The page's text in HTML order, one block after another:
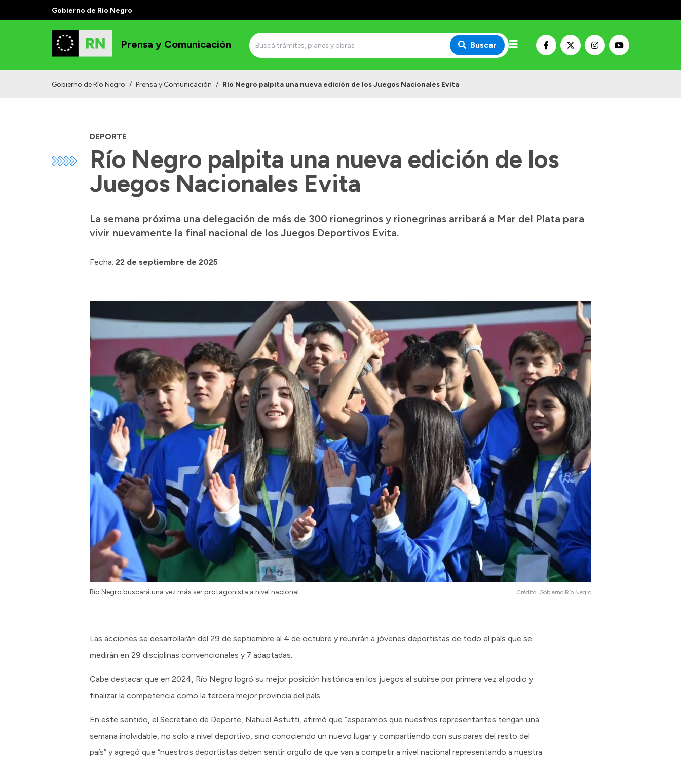
Gobierno de Río Negro
Prensa y Comunicación Buscar
Gobierno de Río Negro / Prensa y Comunicación / Río Negro palpita una nueva edición de los Juegos Nacionales Evita
DEPORTE
Río Negro palpita una nueva edición de los
Juegos Nacionales Evita
La semana próxima una delegación de más de 300 rionegrinos y rionegrinas arribará a Mar del Plata para
vivir nuevamente la final nacional de los Juegos Deportivos Evita.
Fecha: 22 de septiembre de 2025
Río Negro buscará una vez más ser protagonista a nivel nacional Crédito: Gobierno Río Negro
Las acciones se desarrollarán del 29 de septiembre al 4 de octubre y reunirán a jóvenes deportistas de todo el país que se
medirán en 29 disciplinas convencionales y 7 adaptadas.
Cabe destacar que en 2024, Río Negro logró su mejor posición histórica en los juegos al subirse por primera vez al podio y
finalizar la competencia como la tercera mejor provincia del país.
En este sentido, el Secretario de Deporte, Nahuel Astutti, afirmó que “esperamos que nuestros representantes tengan una
semana inolvidable, no solo a nivel deportivo, sino conociendo un nuevo lugar y compartiendo con sus pares del resto del
país” y agregó que “nuestros deportistas deben sentir orgullo de que van a competir a nivel nacional representando a nuestra